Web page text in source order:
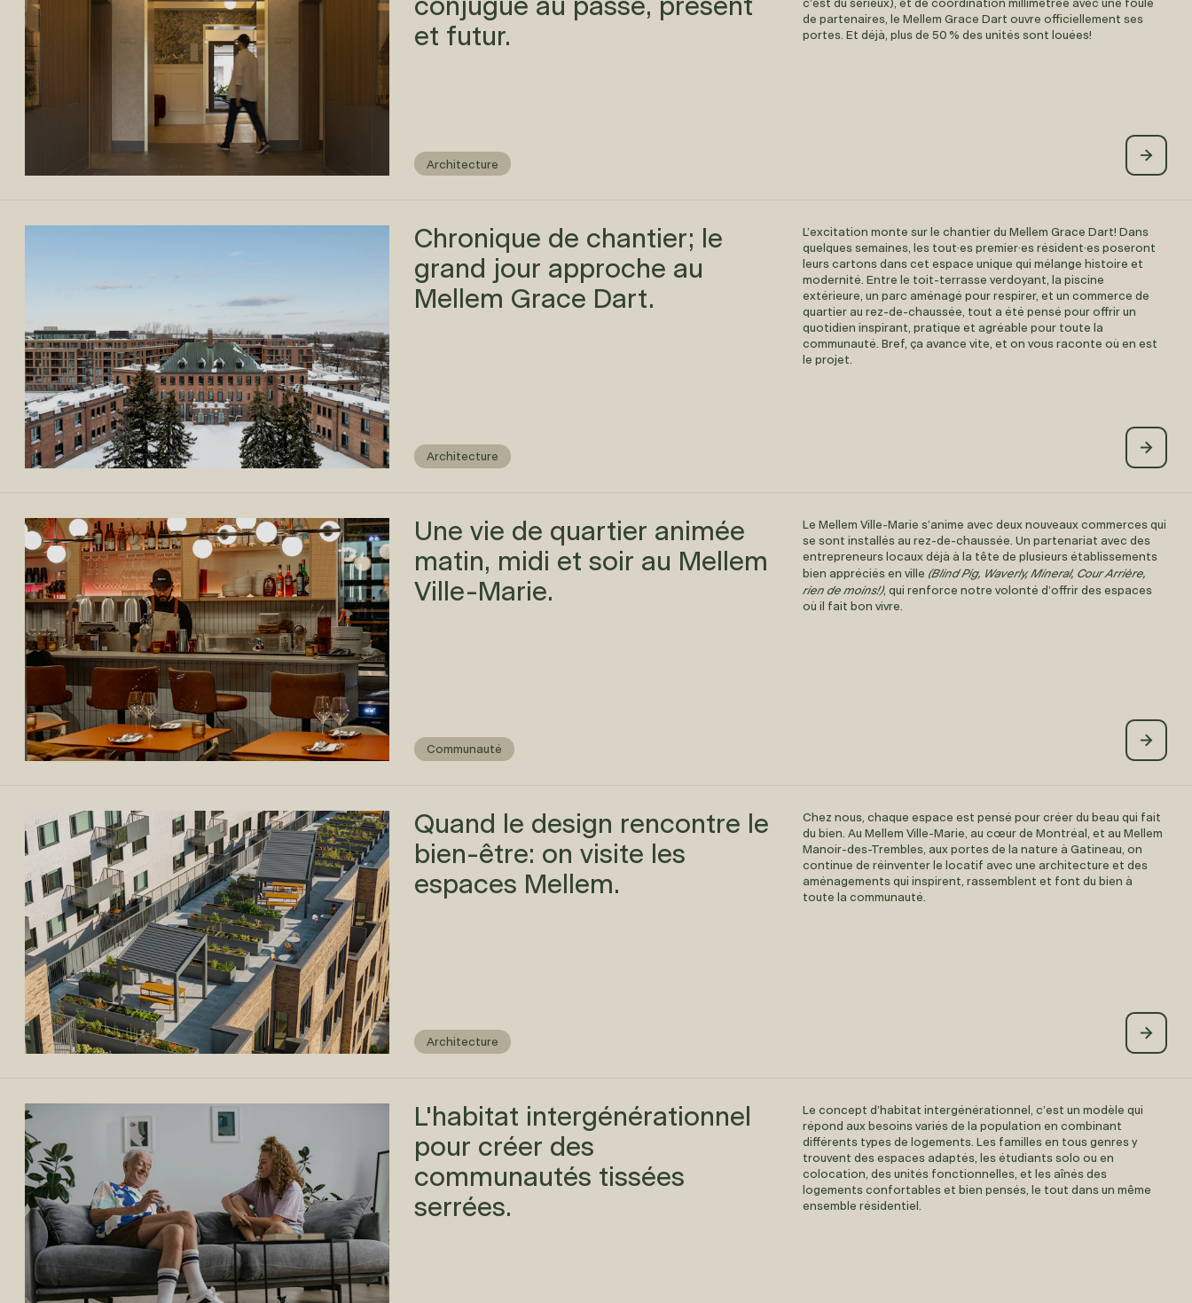
conjugue au passé, présent
et futur.
Architecture
c’est du sérieux), et de coordination millimétrée avec une foule
de partenaires, le Mellem Grace Dart ouvre officiellement ses
portes. Et déjà, plus de 50 % des unités sont louées!
Chronique de chantier; le
grand jour approche au
Mellem Grace Dart.
Architecture
L’excitation monte sur le chantier du Mellem Grace Dart! Dans
quelques semaines, les tout·es premier·es résident·es poseront
leurs cartons dans cet espace unique qui mélange histoire et
modernité. Entre le toit-terrasse verdoyant, la piscine
extérieure, un parc aménagé pour respirer, et un commerce de
quartier au rez-de-chaussée, tout a été pensé pour offrir un
quotidien inspirant, pratique et agréable pour toute la
communauté. Bref, ça avance vite, et on vous raconte où en est
le projet.
Une vie de quartier animée
matin, midi et soir au Mellem
Ville-Marie.
Communauté
Le Mellem Ville-Marie s’anime avec deux nouveaux commerces qui
se sont installés au rez-de-chaussée. Un partenariat avec des
entrepreneurs locaux déjà à la tête de plusieurs établissements
bien appréciés en ville (Blind Pig, Waverly, Mineral, Cour Arrière,
rien de moins!), qui renforce notre volonté d’offrir des espaces
où il fait bon vivre.
Quand le design rencontre le
bien-être: on visite les
espaces Mellem.
Architecture
Chez nous, chaque espace est pensé pour créer du beau qui fait
du bien. Au Mellem Ville-Marie, au cœur de Montréal, et au Mellem
Manoir-des-Trembles, aux portes de la nature à Gatineau, on
continue de réinventer le locatif avec une architecture et des
aménagements qui inspirent, rassemblent et font du bien à
toute la communauté.
L'habitat intergénérationnel
pour créer des
communautés tissées
serrées.
Le concept d’habitat intergénérationnel, c’est un modèle qui
répond aux besoins variés de la population en combinant
différents types de logements. Les familles en tous genres y
trouvent des espaces adaptés, les étudiants solo ou en
colocation, des unités fonctionnelles, et les aînés des
logements confortables et bien pensés, le tout dans un même
ensemble résidentiel.